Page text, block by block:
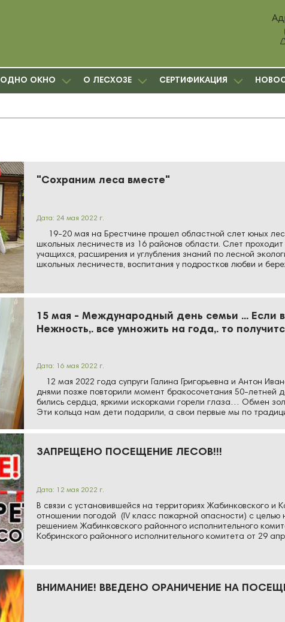
ОДНО ОКНО О ЛЕСХОЗЕ СЕРТИФИКАЦИЯ
"Сохраним леса вместе"
Дата: 24 мая 2022 г.
19-20 мая на Брестчине прошел областной слет юных
школьных лесничеств из 16 районов области. Слет
учащихся, расширения и углубления знаний по лесной
школьных лесничеств, воспитания у подростков любви и
15 мая - Международный день семьи ... Если
Нежность,. все умножить на года,. то
Дата: 16 мая 2022 г.
12 мая 2022 года супруги Галина Григорьевна и Антон
днями позже повторили момент бракосочетания 50-летней
бились сердца, яркими искорками горели глаза… Обмен
Эти кольца нам дети подарили, а свои первые мы по
ЗАПРЕЩЕНО ПОСЕЩЕНИЕ ЛЕСОВ!!!
Дата: 12 мая 2022 г.
В связи с установившейся на территориях Жабинковского
отношении погодой (IV класс пожарной опасности) с целью
решением Жабинковского районного исполнительного
Кобринского районного исполнительного комитета от 29
ВНИМАНИЕ! ВВЕДЕНО ОРАНИЧЕНИЕ НА